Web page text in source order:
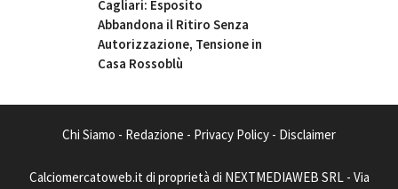
Cagliari: Esposito
Abbandona il Ritiro Senza
Autorizzazione, Tensione in
Casa Rossoblù
Chi Siamo - Redazione - Privacy Policy - Disclaimer
Calciomercatoweb.it di proprietà di NEXTMEDIAWEB SRL - Via